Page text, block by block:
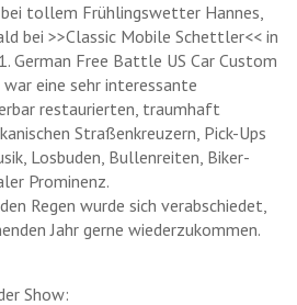
tollem Frühlingswetter Hannes,
bei >>Classic Mobile Schettler<< in
German Free Battle US Car Custom
war eine sehr interessante
restaurierten, traumhaft
Straßenkreuzern, Pick-Ups
Losbuden, Bullenreiten, Biker-
Prominenz.
Regen wurde sich verabschiedet,
Jahr gerne wiederzukommen.
Show: